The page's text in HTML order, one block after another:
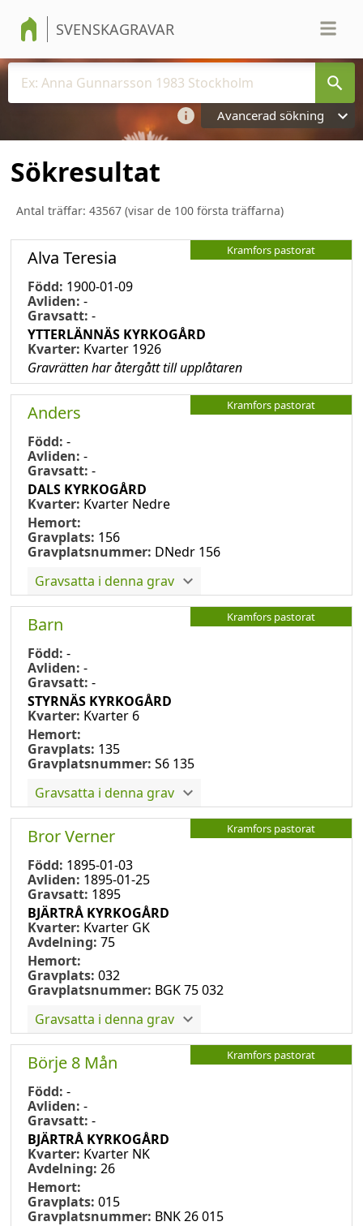
SVENSKAGRAVAR
Avancerad sökning
Sökresultat
Antal träffar: 43567 (visar de 100 första träffarna)
Kramfors pastorat
Alva Teresia
Född: 1900-01-09
Avliden: -
Gravsatt: -
YTTERLÄNNÄS KYRKOGÅRD
Kvarter: Kvarter 1926
Gravrätten har återgått till upplåtaren
Kramfors pastorat
Anders
Född: -
Avliden: -
Gravsatt: -
DALS KYRKOGÅRD
Kvarter: Kvarter Nedre
Hemort:
Gravplats: 156
Gravplatsnummer: DNedr 156
Gravsatta i denna grav
Kramfors pastorat
Barn
Född: -
Avliden: -
Gravsatt: -
STYRNÄS KYRKOGÅRD
Kvarter: Kvarter 6
Hemort:
Gravplats: 135
Gravplatsnummer: S6 135
Gravsatta i denna grav
Kramfors pastorat
Bror Verner
Född: 1895-01-03
Avliden: 1895-01-25
Gravsatt: 1895
BJÄRTRÅ KYRKOGÅRD
Kvarter: Kvarter GK
Avdelning: 75
Hemort:
Gravplats: 032
Gravplatsnummer: BGK 75 032
Gravsatta i denna grav
Kramfors pastorat
Börje 8 Mån
Född: -
Avliden: -
Gravsatt: -
BJÄRTRÅ KYRKOGÅRD
Kvarter: Kvarter NK
Avdelning: 26
Hemort:
Gravplats: 015
Gravplatsnummer: BNK 26 015